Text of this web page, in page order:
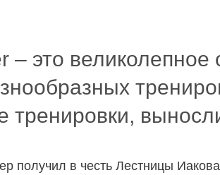
– это
тренировки,
получил в честь Лестницы